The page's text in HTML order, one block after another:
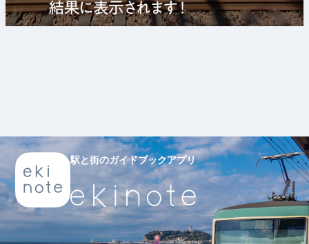
駅と街のガイドブックアプリ